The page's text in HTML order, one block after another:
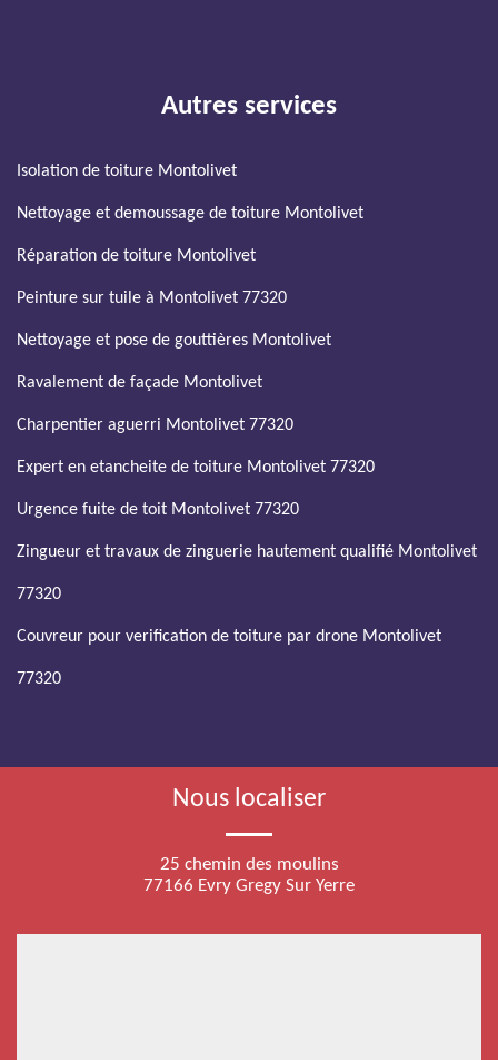
Autres services
Isolation de toiture Montolivet
Nettoyage et demoussage de toiture Montolivet
Réparation de toiture Montolivet
Peinture sur tuile à Montolivet 77320
Nettoyage et pose de gouttières Montolivet
Ravalement de façade Montolivet
Charpentier aguerri Montolivet 77320
Expert en etancheite de toiture Montolivet 77320
Urgence fuite de toit Montolivet 77320
Zingueur et travaux de zinguerie hautement qualifié Montolivet
77320
Couvreur pour verification de toiture par drone Montolivet
77320
Nous localiser
25 chemin des moulins
77166 Evry Gregy Sur Yerre